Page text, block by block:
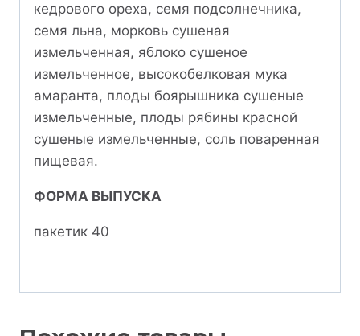
кедрового ореха, семя подсолнечника,
семя льна, морковь сушеная
измельченная, яблоко сушеное
измельченное, высокобелковая мука
амаранта, плоды боярышника сушеные
измельченные, плоды рябины красной
сушеные измельченные, соль поваренная
пищевая.
ФОРМА ВЫПУСКА
пакетик 40